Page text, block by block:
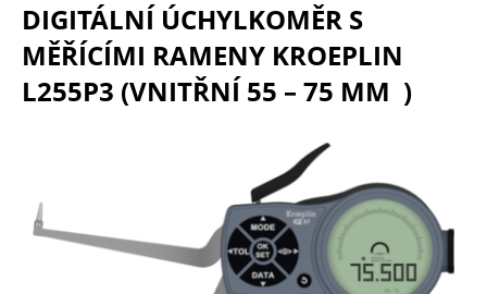
DIGITÁLNÍ ÚCHYLKOMĚR S
MĚŘÍCÍMI RAMENY KROEPLIN
L255P3 (VNITŘNÍ 55 – 75 MM )